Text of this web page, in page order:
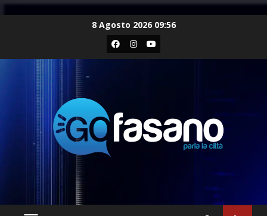
8 Agosto 2026 09:56
Facebook
Instagram
Youtube